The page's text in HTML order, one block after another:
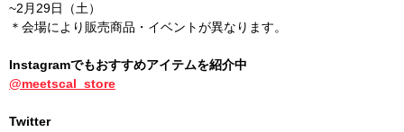
~2月29日（土）
＊会場により販売商品・イベントが異なります。
Instagramでもおすすめアイテムを紹介中
@meetscal_store
Twitter